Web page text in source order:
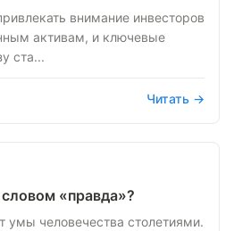
внимание инвесторов
активам, и ключевые
ста...
Читать →
«правда»?
умы человечества столетиями.